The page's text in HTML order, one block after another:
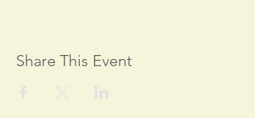
Share This Event